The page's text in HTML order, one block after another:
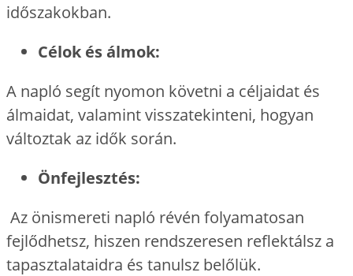
időszakokban.
Célok és álmok:
A napló segít nyomon követni a céljaidat és
álmaidat, valamint visszatekinteni, hogyan
változtak az idők során.
Önfejlesztés:
Az önismereti napló révén folyamatosan
fejlődhetsz, hiszen rendszeresen reflektálsz a
tapasztalataidra és tanulsz belőlük.